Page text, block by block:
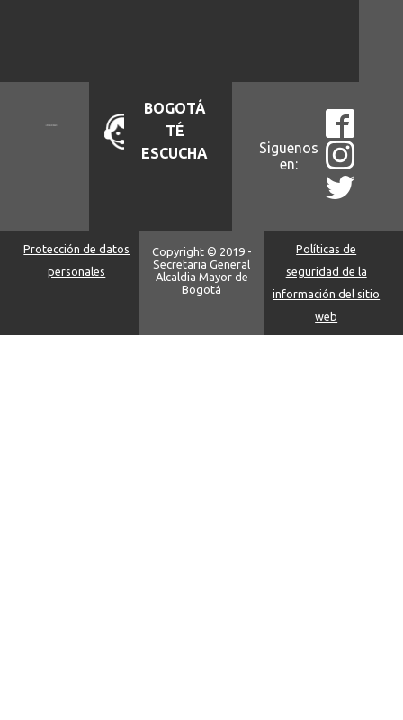
BOGOTÁ
TÉ
ESCUCHA
Siguenos
en:
Protección de datos
personales
Copyright © 2019 -
Secretaria General
Alcaldia Mayor de
Bogotá
Políticas de
seguridad de la
información del sitio
web